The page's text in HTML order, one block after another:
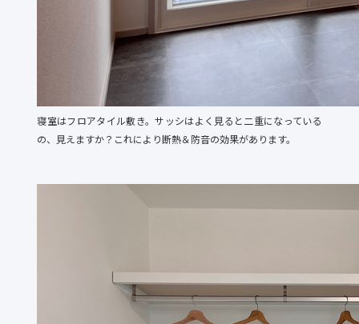
寝室はフロアタイル敷き。サッシはよく見ると二重になっている
の、見えますか？これにより断熱＆防音の効果があります。